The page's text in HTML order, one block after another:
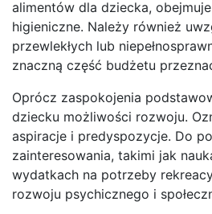
alimentów dla dziecka,
higieniczne. Należy również
przewlekłych lub
znaczną część budżetu
Oprócz zaspokojenia
dziecku możliwości rozwoju.
aspiracje i predyspozycje. Do
zainteresowania, takimi jak
wydatkach na potrzeby
rozwoju psychicznego i